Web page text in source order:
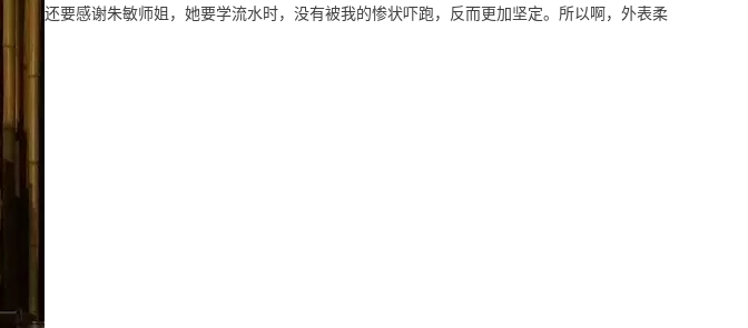
还要感谢朱敏师姐，她要学流水时，没有被我的惨状吓跑，反而更加坚定。所以啊，外表柔